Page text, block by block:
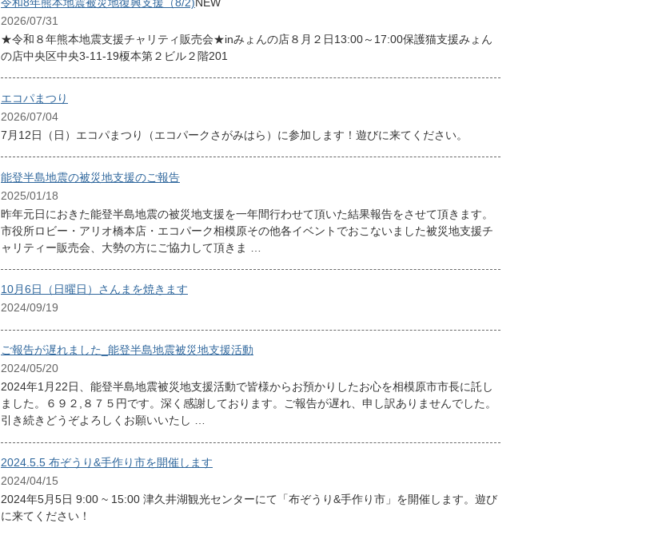
2026/07/31
★令和８年熊本地震支援チャリティ販売会★inみょんの店８月２日13:00～17:00保護猫支援みょん
の店中央区中央3-11-19榎本第２ビル２階201
エコパまつり
2026/07/04
7月12日（日）エコパまつり（エコパークさがみはら）に参加します！遊びに来てください。
能登半島地震の被災地支援のご報告
2025/01/18
昨年元日におきた能登半島地震の被災地支援を一年間行わせて頂いた結果報告をさせて頂きます。
市役所ロビー・アリオ橋本店・エコパーク相模原その他各イベントでおこないました被災地支援チ
ャリティー販売会、大勢の方にご協力して頂きま …
10月6日（日曜日）さんまを焼きます
2024/09/19
ご報告が遅れました_能登半島地震被災地支援活動
2024/05/20
2024年1月22日、能登半島地震被災地支援活動で皆様からお預かりしたお心を相模原市市長に託し
ました。６９２,８７５円です。深く感謝しております。ご報告が遅れ、申し訳ありませんでした。
引き続きどうぞよろしくお願いいたし …
2024.5.5 布ぞうり&手作り市を開催します
2024/04/15
2024年5月5日 9:00 ~ 15:00 津久井湖観光センターにて「布ぞうり&手作り市」を開催します。遊び
に来てください！